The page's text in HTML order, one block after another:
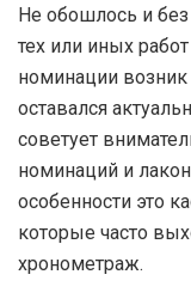
Не обошлось и без
тех или иных
номинации
оставался
советует
номинаций и
особенности это
которые часто
хронометраж.